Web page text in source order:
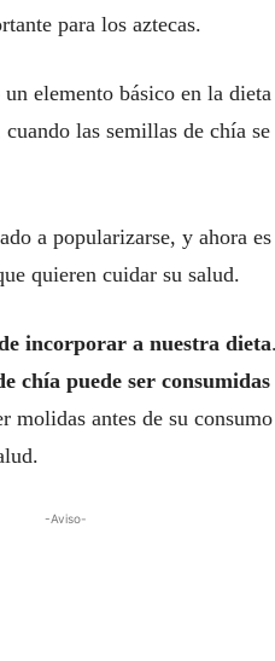
para los aztecas.
elemento básico en la
las semillas de chía
a popularizarse, y ahora
quieren cuidar su salud.
incorporar a nuestra dieta.
chía puede ser
molidas antes de su
-Aviso-